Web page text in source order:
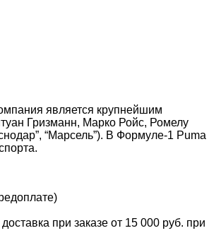
является крупнейшим
Гризманн, Марко Ройс, Ромелу
“Марсель”). В Формуле-1 Puma
при заказе от 15 000 руб. при